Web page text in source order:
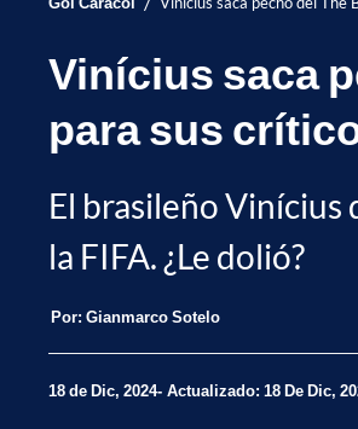
Vinícius saca
para sus
El brasileño Vinícius
la FIFA. ¿Le dolió?
Por: Gianmarco Sotelo
18 de Dic, 2024 Actualizado: 18 De Dic,